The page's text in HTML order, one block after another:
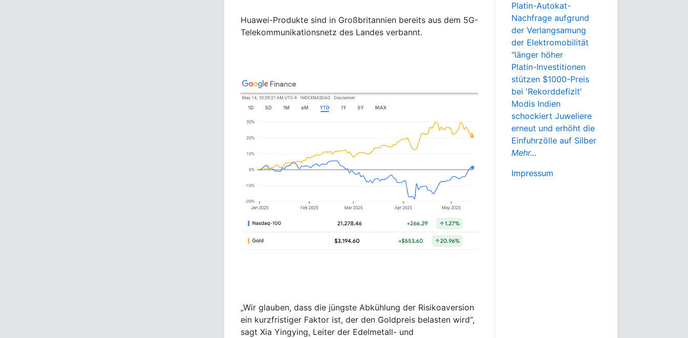
Huawei-Produkte sind in Großbritannien bereits aus dem 5G-
Telekommunikationsnetz des Landes verbannt.
„Wir glauben, dass die jüngste Abkühlung der Risikoaversion
ein kurzfristiger Faktor ist, der den Goldpreis belasten wird“,
sagt Xia Yingying, Leiter der Edelmetall- und
Platin-Autokat-
Nachfrage aufgrund
der Verlangsamung
der Elektromobilität
"länger höher
Platin-Investitionen
stützen $1000-Preis
bei 'Rekorddefizit'
Modis Indien
schockiert Juweliere
erneut und erhöht die
Einfuhrzölle auf Silber
Mehr...
Impressum